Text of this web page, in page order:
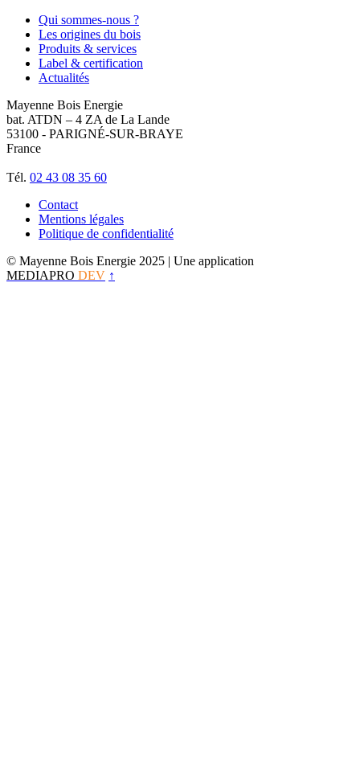
Qui sommes-nous ?
Les origines du bois
Produits & services
Label & certification
Actualités
Mayenne Bois Energie
bat. ATDN – 4 ZA de La Lande
53100 - PARIGNÉ-SUR-BRAYE
France
Tél. 02 43 08 35 60
Contact
Mentions légales
Politique de confidentialité
© Mayenne Bois Energie 2025 | Une application
MEDIAPRO DEV ↑